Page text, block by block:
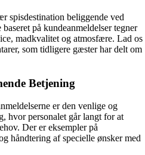
spisdestination beliggende ved
på kundeanmeldelser tegner
madkvalitet og atmosfære. Lad os
som tidligere gæster har delt om
Betjening
er den venlige og
hvor personalet går langt for at
Der er eksempler på
håndtering af specielle ønsker med